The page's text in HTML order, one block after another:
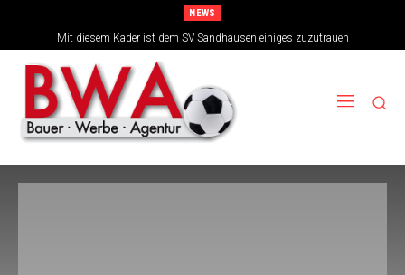
NEWS
Mit diesem Kader ist dem SV Sandhausen einiges zuzutrauen